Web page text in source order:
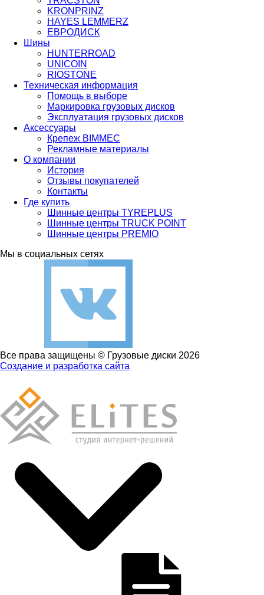
KRONPRINZ
HAYES LEMMERZ
ЕВРОДИСК
Шины
HUNTERROAD​​​​​​​
UNICOIN
RIOSTONE
Техническая информация
Помощь в выборе
Маркировка грузовых дисков
Эксплуатация грузовых дисков
Аксессуары
Крепеж BIMMEC
Рекламные материалы
О компании
История
Отзывы покупателей
Контакты
Где купить
Шинные центры TYREPLUS
Шинные центры TRUCK POINT
Шинные центры PREMIO
Мы в социальных сетях
Все права защищены © Грузовые диски 2026
Создание и разработка сайта